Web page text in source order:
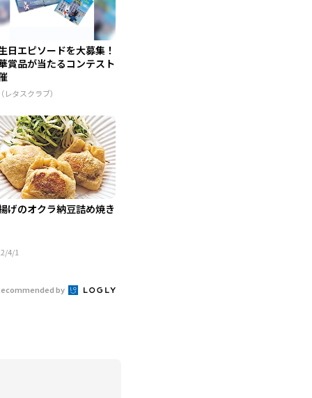
日エピソードを大募集！
賞品が当たるコンテスト
レタスクラブ）
げのオクラ納豆詰め焼き
4/1
by